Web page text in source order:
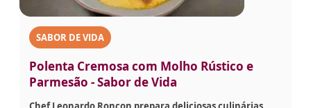
SABOR DE VIDA
Polenta Cremosa com Molho Rústico e
Parmesão - Sabor de Vida